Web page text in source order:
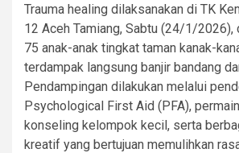
Trauma healing dilaksanakan di TK
12 Aceh Tamiang, Sabtu (24/1/2026),
75 anak-anak tingkat taman kanak-
terdampak langsung banjir bandang
Pendampingan dilakukan melalui
Psychological First Aid (PFA),
konseling kelompok kecil, serta
kreatif yang bertujuan memulihkan